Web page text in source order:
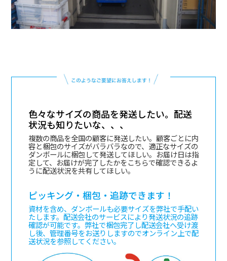
色々なサイズの商品を発送したい。配送
状況も知りたいな、、、
複数の商品を全国の顧客に発送したい。顧客ごとに内
容と梱包のサイズがバラバラなので、適正なサイズの
ダンボールに梱包して発送してほしい。お届け日は指
定して、お届けが完了したかをこちらで確認できるよ
うに配送状況を共有してほしい。
ピッキング・梱包・追跡できます！
資材を含め、ダンボールも必要サイズを弊社で手配い
たします。配送会社のサービスにより発送状況の追跡
確認が可能です。弊社で梱包完了し配送会社へ受け渡
し後、管理番号をお送りしますのでオンライン上で配
送状況を参照してください。